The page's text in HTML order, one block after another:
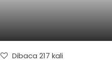
Dibaca 217 kali